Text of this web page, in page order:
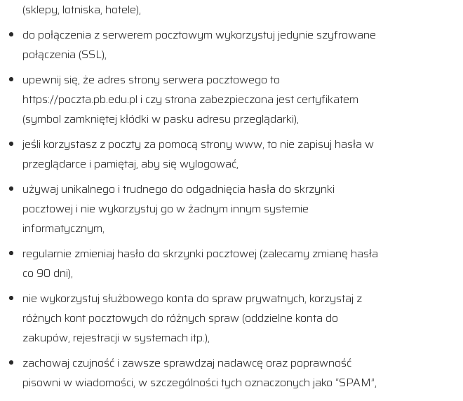
(sklepy, lotniska, hotele),
do połączenia z serwerem pocztowym wykorzystuj jedynie szyfrowane
połączenia (SSL),
upewnij się, że adres strony serwera pocztowego to
https://poczta.pb.edu.pl i czy strona zabezpieczona jest certyfikatem
(symbol zamkniętej kłódki w pasku adresu przeglądarki),
jeśli korzystasz z poczty za pomocą strony www, to nie zapisuj hasła w
przeglądarce i pamiętaj, aby się wylogować,
używaj unikalnego i trudnego do odgadnięcia hasła do skrzynki
pocztowej i nie wykorzystuj go w żadnym innym systemie
informatycznym,
regularnie zmieniaj hasło do skrzynki pocztowej (zalecamy zmianę hasła
co 90 dni),
nie wykorzystuj służbowego konta do spraw prywatnych, korzystaj z
różnych kont pocztowych do różnych spraw (oddzielne konta do
zakupów, rejestracji w systemach itp.),
zachowaj czujność i zawsze sprawdzaj nadawcę oraz poprawność
pisowni w wiadomości, w szczególności tych oznaczonych jako “SPAM”,